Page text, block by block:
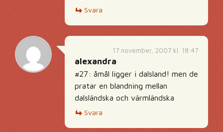
Svara
17 november, 2007 kl. 18:47
alexandra
#27: åmål ligger i dalsland! men de
pratar en blandning mellan
dalsländska och värmländska
Svara